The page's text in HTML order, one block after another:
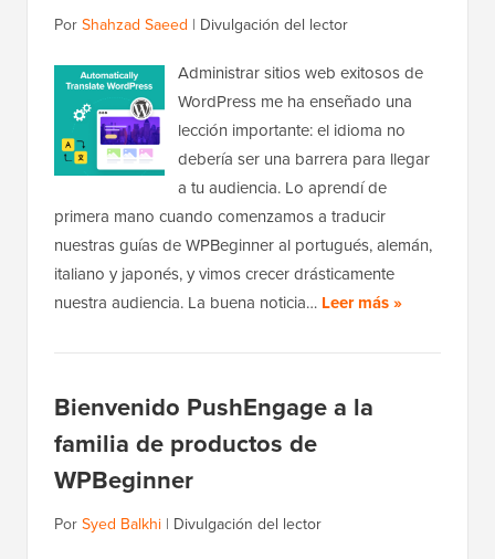
Por Shahzad Saeed | Divulgación del lector
Administrar sitios web exitosos de
WordPress me ha enseñado una
lección importante: el idioma no
debería ser una barrera para llegar
a tu audiencia. Lo aprendí de
primera mano cuando comenzamos a traducir
nuestras guías de WPBeginner al portugués, alemán,
italiano y japonés, y vimos crecer drásticamente
nuestra audiencia. La buena noticia… Leer más »
Bienvenido PushEngage a la
familia de productos de
WPBeginner
Por Syed Balkhi | Divulgación del lector